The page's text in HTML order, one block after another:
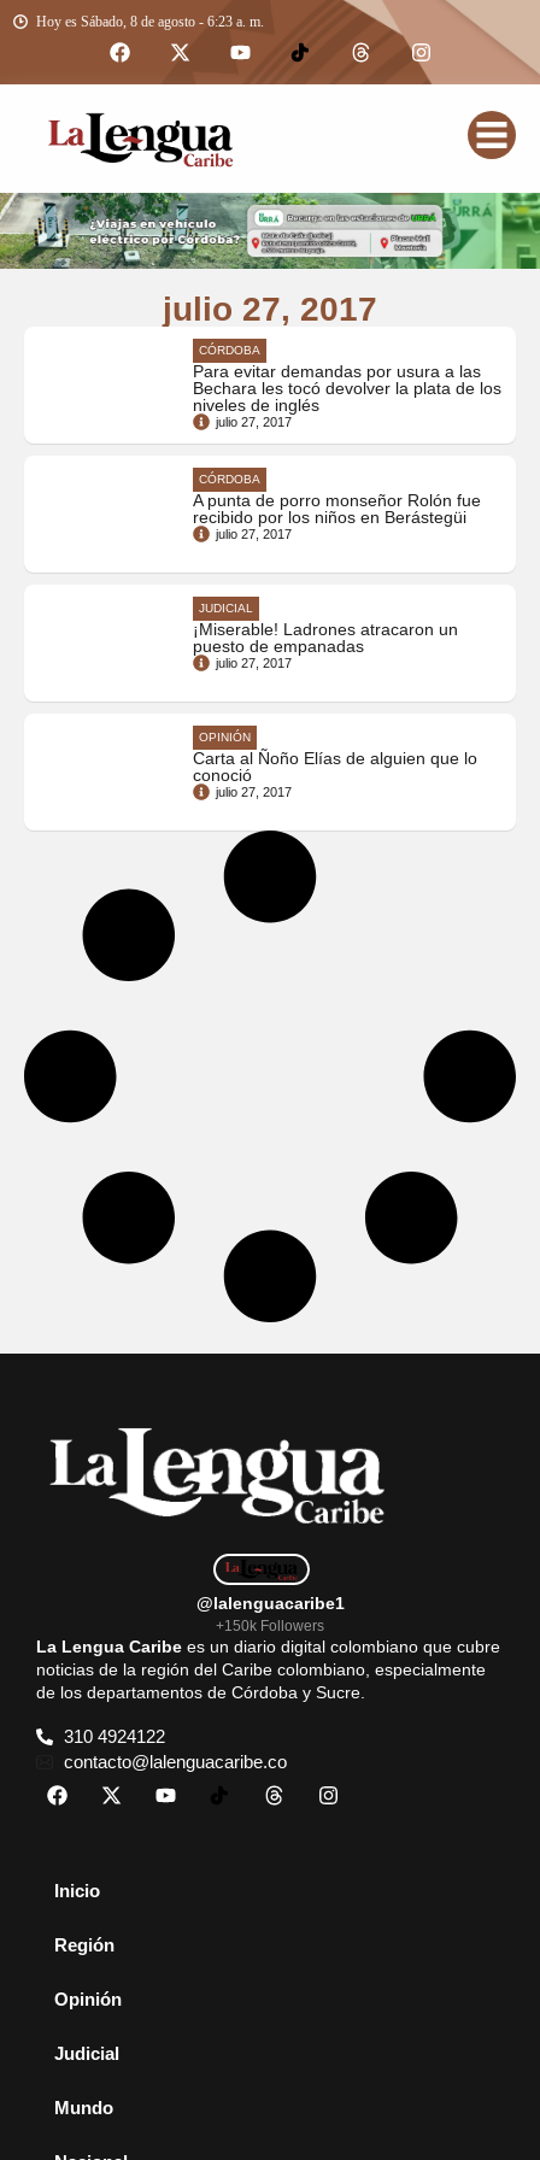
Hoy es Sábado, 8 de agosto - 6:23 a. m.
julio 27, 2017
CÓRDOBA
Para evitar demandas por usura a las
Bechara les tocó devolver la plata de los
niveles de inglés
julio 27, 2017
CÓRDOBA
A punta de porro monseñor Rolón fue
recibido por los niños en Berástegüi
julio 27, 2017
JUDICIAL
¡Miserable! Ladrones atracaron un
puesto de empanadas
julio 27, 2017
OPINIÓN
Carta al Ñoño Elías de alguien que lo
conoció
julio 27, 2017
@lalenguacaribe1
+150k Followers
La Lengua Caribe es un diario digital colombiano que cubre
noticias de la región del Caribe colombiano, especialmente
de los departamentos de Córdoba y Sucre.
310 4924122
contacto@lalenguacaribe.co
Inicio
Región
Opinión
Judicial
Mundo